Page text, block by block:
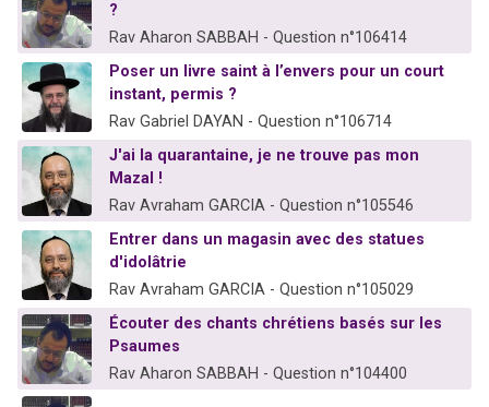
?
Rav Aharon SABBAH - Question n°106414
Poser un livre saint à l’envers pour un court
instant, permis ?
Rav Gabriel DAYAN - Question n°106714
J'ai la quarantaine, je ne trouve pas mon
Mazal !
Rav Avraham GARCIA - Question n°105546
Entrer dans un magasin avec des statues
d'idolâtrie
Rav Avraham GARCIA - Question n°105029
Écouter des chants chrétiens basés sur les
Psaumes
Rav Aharon SABBAH - Question n°104400